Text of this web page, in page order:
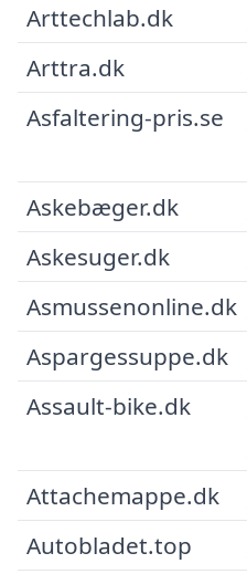
Arttechlab.dk
Arttra.dk
Asfaltering-pris.se
Askebæger.dk
Askesuger.dk
Asmussenonline.dk
Aspargessuppe.dk
Assault-bike.dk
Attachemappe.dk
Autobladet.top